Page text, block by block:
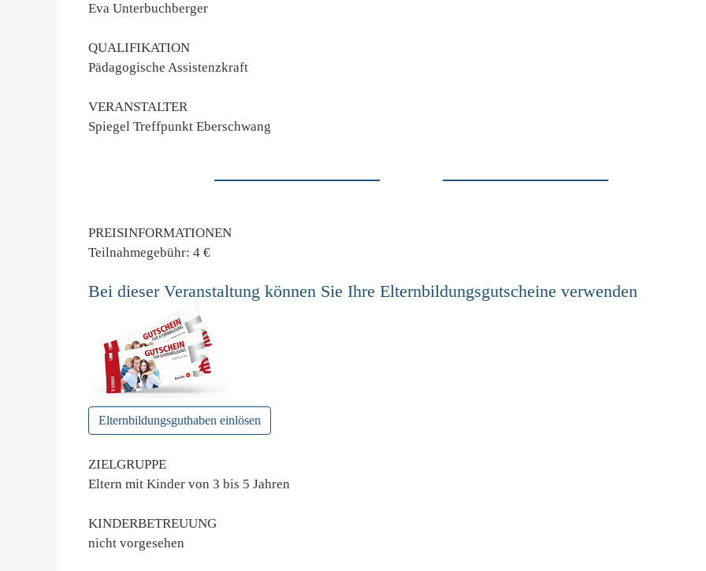
Eva Unterbuchberger
QUALIFIKATION
Pädagogische Assistenzkraft
VERANSTALTER
Spiegel Treffpunkt Eberschwang
PREISINFORMATIONEN
Teilnahmegebühr: 4 €
Bei dieser Veranstaltung können Sie Ihre Elternbildungsgutscheine verwenden
Elternbildungsguthaben einlösen
ZIELGRUPPE
Eltern mit Kinder von 3 bis 5 Jahren
KINDERBETREUUNG
nicht vorgesehen